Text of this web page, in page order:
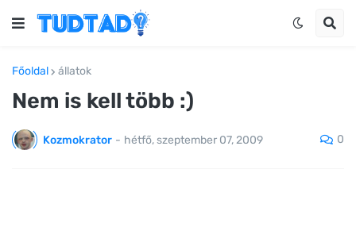
Főoldal állatok
Nem is kell több :)
Kozmokrator - hétfő, szeptember 07, 2009 0